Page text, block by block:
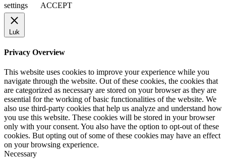
settings
ACCEPT
Luk
Privacy Overview
This website uses cookies to improve your experience while you
navigate through the website. Out of these cookies, the cookies that
are categorized as necessary are stored on your browser as they are
essential for the working of basic functionalities of the website. We
also use third-party cookies that help us analyze and understand how
you use this website. These cookies will be stored in your browser
only with your consent. You also have the option to opt-out of these
cookies. But opting out of some of these cookies may have an effect
on your browsing experience.
Necessary